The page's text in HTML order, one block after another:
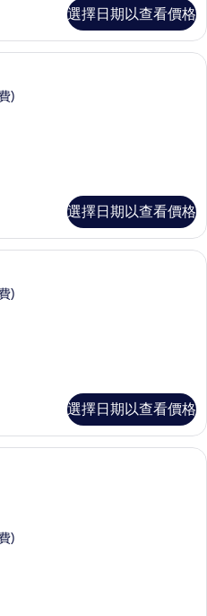
選擇日期以查看價格
客房內保險箱、遮光布/窗簾、隔音、
)
選擇日期以查看價格
客房內保險箱、遮光布/窗簾、隔音、
)
選擇日期以查看價格
光影客房 | 客房內保險箱、遮光布/窗
)